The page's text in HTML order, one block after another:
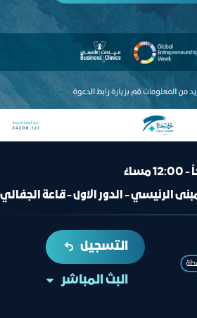
الرئيسي - الدور الاول - قاعة الجفالي
التسجيل
البث المباشر